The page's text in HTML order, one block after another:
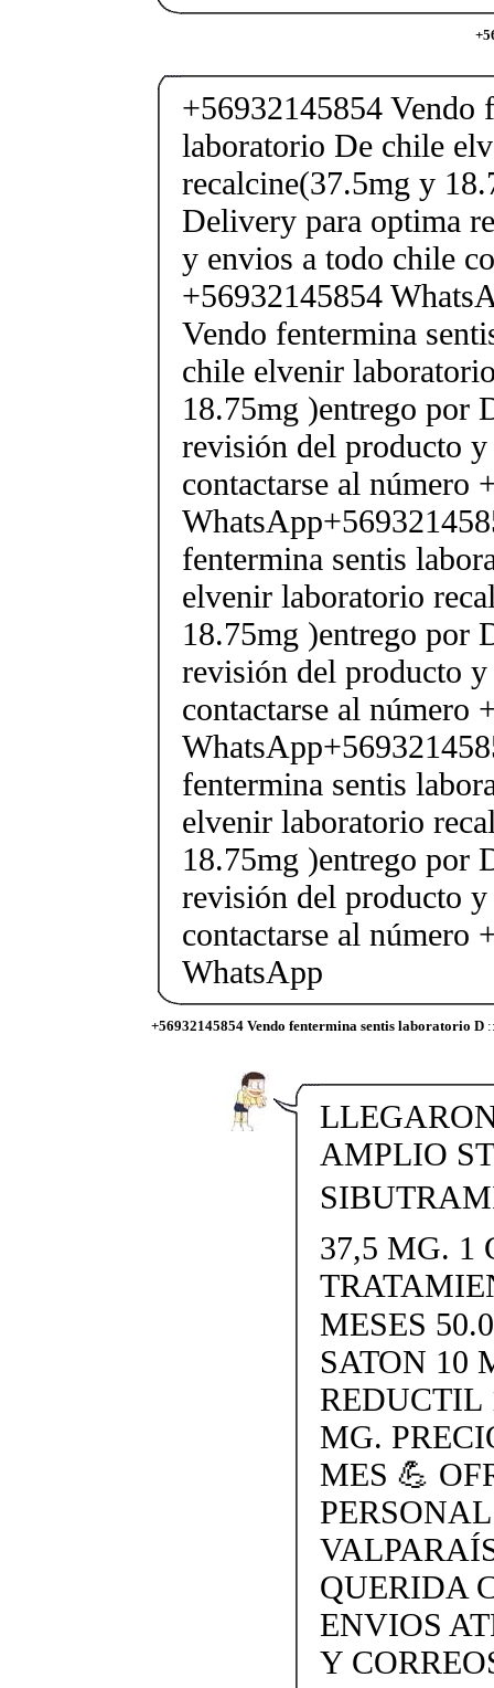
+56932145854 Vendo
laboratorio De chile
recalcine(37.5mg y
Delivery para optima
y envios a todo chile
+56932145854
Vendo fentermina
chile elvenir
18.75mg )entrego por
revisión del producto
contactarse al número
fentermina sentis
elvenir laboratorio
18.75mg )entrego por
revisión del producto
contactarse al número
fentermina sentis
elvenir laboratorio
18.75mg )entrego por
revisión del producto
contactarse al número
WhatsApp
+56932145854 Vendo fentermina sentis laboratorio D::
AMPLIO
37,5 MG. 1
MESES
SATON 10
REDUCTIL
MG.
MES 💪
QUERIDA
ENVIOS
Y